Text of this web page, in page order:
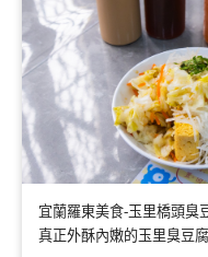
宜蘭羅東美食-玉里橋頭臭
真正外酥內嫩的玉里臭豆